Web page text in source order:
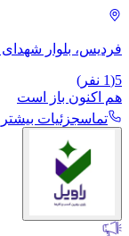
فردیس، بلوار
5
(
1 نفر)
هم اکنون باز است
تماسجزئیات بیشتر